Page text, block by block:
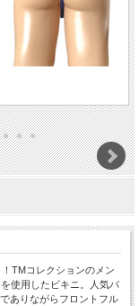
TMコレクションのメン
使用したビキニ。人気パ
ありながらフロントフル